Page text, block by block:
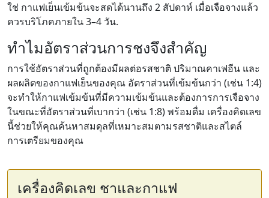
ใช่ กาแฟเย็นเข้มข้นจะสดได้นานถึง 2 สัปดาห์ เมื่อเจือจางแล้ว
ควรบริโภคภายใน 3–4 วัน.
ทำไมอัตราส่วนการชงจึงสำคัญ
การใช้อัตราส่วนที่ถูกต้องมีผลต่อรสชาติ ปริมาณคาเฟอีน และ
ผลผลิตของกาแฟเย็นของคุณ อัตราส่วนที่เข้มข้นกว่า (เช่น 1:4)
จะทำให้กาแฟเข้มข้นที่มีความเข้มข้นและต้องการการเจือจาง
ในขณะที่อัตราส่วนที่เบากว่า (เช่น 1:8) พร้อมดื่ม เครื่องคิดเลข
นี้ช่วยให้คุณค้นหาสมดุลที่เหมาะสมตามรสชาติและสไตล์
การเตรียมของคุณ
เครื่องคิดเลข ชาและกาแฟ